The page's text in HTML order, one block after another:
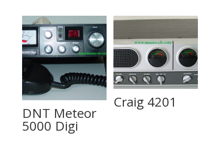
DNT Meteor
5000 Digi
Craig 4201